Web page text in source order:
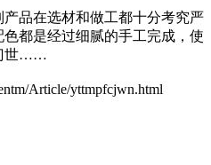
品在选材和做工都十分考究严
都是经过细腻的手工完成，使
世……
Article/yttmpfcjwn.html